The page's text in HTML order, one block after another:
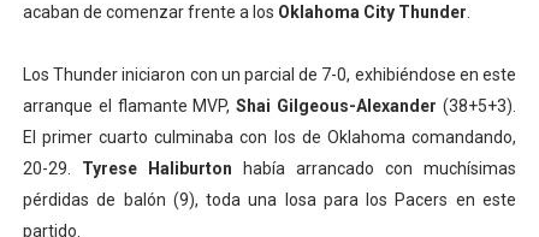
acaban de comenzar frente a los Oklahoma City Thunder
Los Thunder iniciaron con un parcial de 7-0, exhibiéndose en este
arranque el flamante MVP,Shai Gilgeous-Alexander (38+5+3).
El primer cuarto culminaba con los de Oklahoma comandando,
20-29. Tyrese Haliburton había arrancado con muchísimas
pérdidas de balón (9), toda una losa para los Pacers en este
partido.